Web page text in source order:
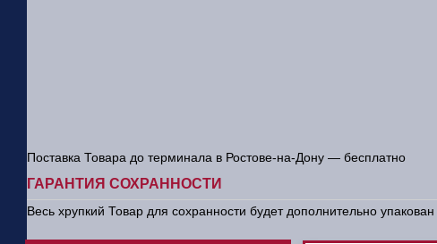
Поставка Товара до терминала в Ростове-на-Дону — бесплатно
ГАРАНТИЯ СОХРАННОСТИ
Весь хрупкий Товар для сохранности будет дополнительно